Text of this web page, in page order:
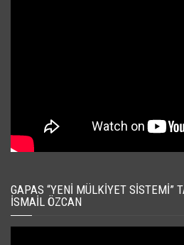
GAPAS “YENI MÜLKIYET SISTEMI”
İSMAIL ÖZCAN